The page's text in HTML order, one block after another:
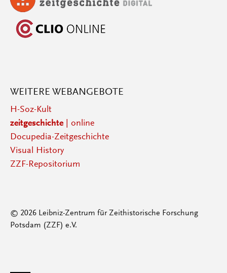
WEITERE WEBANGEBOTE
H-Soz-Kult
zeitgeschichte| online
Docupedia-Zeitgeschichte
Visual History
ZZF-Repositorium
© 2026 Leibniz-Zentrum für Zeithistorische Forschung
Potsdam (ZZF) e.V.